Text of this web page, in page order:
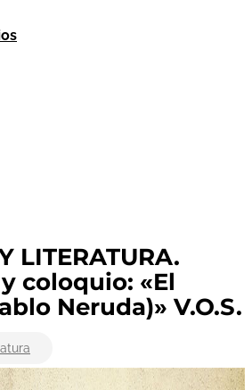
LITERATURA.
coloquio: «El
Neruda)» V.O.S.